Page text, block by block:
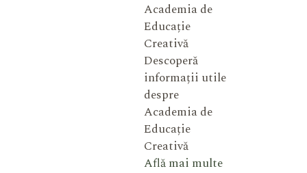
Academia de
Educație
Creativă
Descoperă
informații utile
despre
Academia de
Educație
Creativă
Află mai multe